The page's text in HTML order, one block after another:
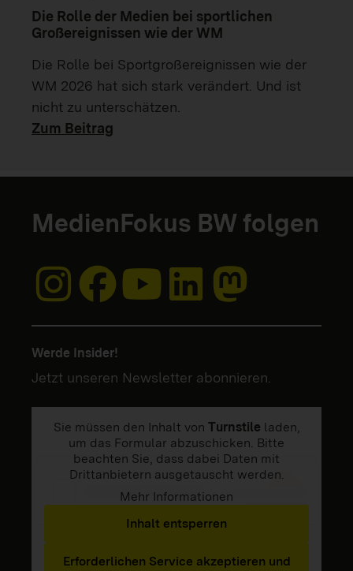
Die Rolle der Medien bei sportlichen
Großereignissen wie der WM
Die Rolle bei Sportgroßereignissen wie der
WM 2026 hat sich stark verändert. Und ist
nicht zu unterschätzen.
Zum Beitrag
MedienFokus BW folgen
Werde Insider!
Jetzt unseren Newsletter abonnieren.
Sie müssen den Inhalt von Turnstile laden,
um das Formular abzuschicken. Bitte
beachten Sie, dass dabei Daten mit
Drittanbietern ausgetauscht werden.
Mehr Informationen
Inhalt entsperren
Erforderlichen Service akzeptieren und